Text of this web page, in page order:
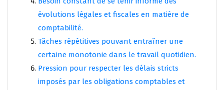
évolutions légales et fiscales en matière de
comptabilité.
Tâches répétitives pouvant entraîner une
certaine monotonie dans le travail quotidien.
Pression pour respecter les délais stricts
imposés par les obligations comptables et